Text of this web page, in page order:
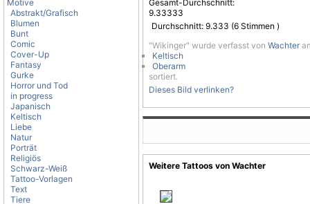
Motive
Abstrakt/Grafisch
Blumen
Bunt
Comic
Cover-Up
Fantasy
Gurke
Horror und Tod
in progress
Japanisch
Keltisch
Liebe
Natur
Porträt
Religiös
Schwarz-Weiß
Tattoo-Vorlagen
Text
Tiere
Gesamt-Durchschnitt:
9.33333
Durchschnitt: 9.333 (6 Stimmen )
"Wikinger" wurde verfasst von Wachter
Keltisch
Oberarm
sortiert.
Dieses Bild verlinken?
Weitere Tattoos von Wachter